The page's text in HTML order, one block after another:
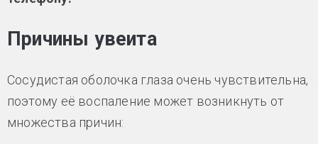
Причины увеита
Сосудистая оболочка глаза очень чувствительна,
поэтому её воспаление может возникнуть от
множества причин: